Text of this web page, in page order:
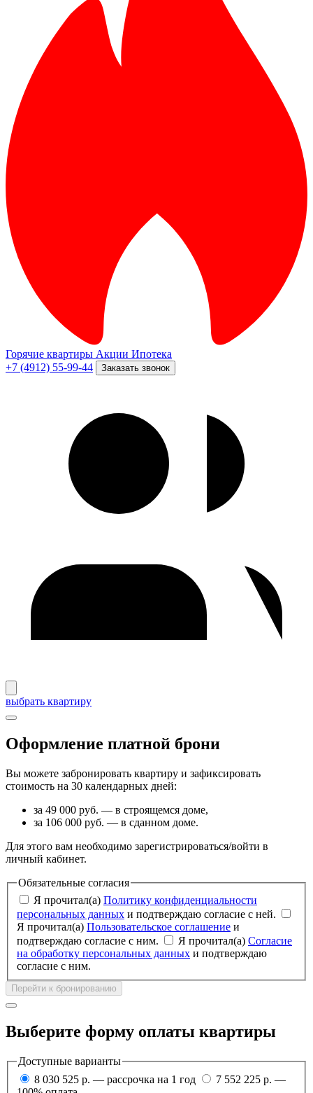
Горячие квартиры Акции Ипотека
+7 (4912) 55-99-44
Заказать звонок
выбрать квартиру
Оформление платной брони
Вы можете забронировать квартиру и зафиксировать
стоимость на 30 календарных дней:
за 49 000 руб. — в строящемся доме,
за 106 000 руб. — в сданном доме.
Для этого вам необходимо зарегистрироваться/войти в
личный кабинет.
Обязательные согласия
Я прочитал(а) Политику конфиденциальности
персональных данных и подтверждаю согласие с ней.
Я прочитал(а) Пользовательское соглашение
подтверждаю согласие с ним.
Я прочитал(а) Согласие
на обработку персональных данных
согласие с ним.
Перейти к бронированию
Выберите форму оплаты квартиры
Доступные варианты
8 030 525 р. — рассрочка на 1 год
7 552 225 р. —